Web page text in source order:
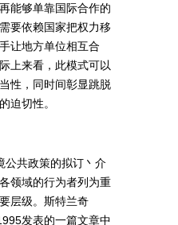
能够单靠国际合作的
要依赖国家把权力移
让地方单位相互合
上来看，此模式可以
性，同时间彰显跳脱
迫切性。
公共政策的拟订丶介
领域的行为者列为重
层级。斯特兰奇
发表的一篇文章中